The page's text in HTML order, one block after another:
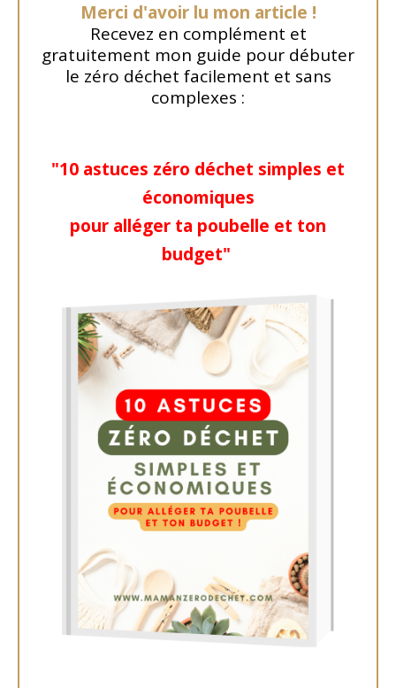
Merci d'avoir lu mon article !
Recevez en complément et
gratuitement mon guide pour débuter
le zéro déchet facilement et sans
complexes :
"10 astuces zéro déchet simples et
économiques
pour alléger ta poubelle et ton
budget"